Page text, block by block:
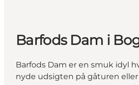
Barfods Dam i
Barfods Dam er en smuk idyl
nyde udsigten på gåturen